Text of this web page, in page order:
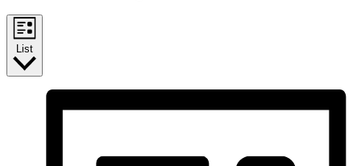
List